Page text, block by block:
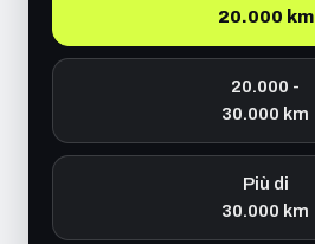
20.000 km
20.000 -
30.000 km
Più di
30.000 km